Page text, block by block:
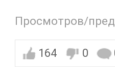
Просмотров/
164 0